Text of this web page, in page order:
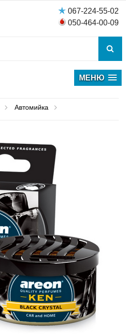
067-224-55-02
050-464-00-09
МЕНЮ
Автомийка